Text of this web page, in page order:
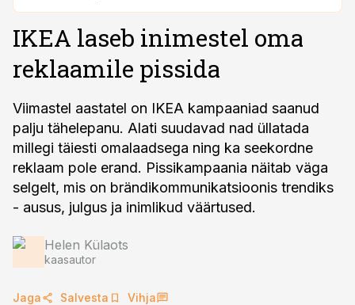
IKEA laseb inimestel oma
reklaamile pissida
Viimastel aastatel on IKEA kampaaniad saanud
palju tähelepanu. Alati suudavad nad üllatada
millegi täiesti omalaadsega ning ka seekordne
reklaam pole erand. Pissikampaania näitab väga
selgelt, mis on brändikommunikatsioonis trendiks
- ausus, julgus ja inimlikud väärtused.
Helen Külaots
kaasautor
Jaga Salvesta Vihja